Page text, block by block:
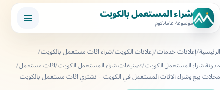
شراء المستعمل بالكويت
موسوعة عامة.كوم
الرئيسية إعلانات خدمات إعلانات الكويت شراء اثاث مستعمل بالكويت
مدونة شراء المستعمل الكويت تصنيفات شراء المستعمل الكويت اثاث مستعمل
محلات بيع وشراء الاثاث المستعمل في الكويت – نشتري اثاث مستعمل بالكويت